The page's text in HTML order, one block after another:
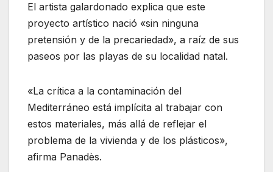
El artista galardonado explica que este
proyecto artístico nació «sin ninguna
pretensión y de la precariedad», a raíz de sus
paseos por las playas de su localidad natal.
«La crítica a la contaminación del
Mediterráneo está implícita al trabajar con
estos materiales, más allá de reflejar el
problema de la vivienda y de los plásticos»,
afirma Panadès.